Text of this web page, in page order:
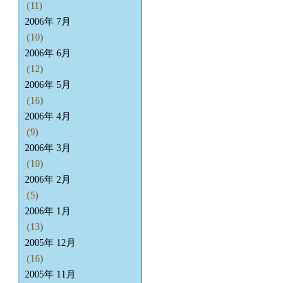
(11)
2006年 7月
(10)
2006年 6月
(12)
2006年 5月
(16)
2006年 4月
(9)
2006年 3月
(10)
2006年 2月
(5)
2006年 1月
(13)
2005年 12月
(16)
2005年 11月